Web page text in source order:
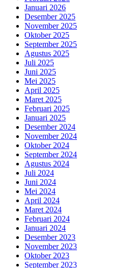
Januari 2026
Desember 2025
November 2025
Oktober 2025
September 2025
Agustus 2025
Juli 2025
Juni 2025
Mei 2025
April 2025
Maret 2025
Februari 2025
Januari 2025
Desember 2024
November 2024
Oktober 2024
September 2024
Agustus 2024
Juli 2024
Juni 2024
Mei 2024
April 2024
Maret 2024
Februari 2024
Januari 2024
Desember 2023
November 2023
Oktober 2023
September 2023